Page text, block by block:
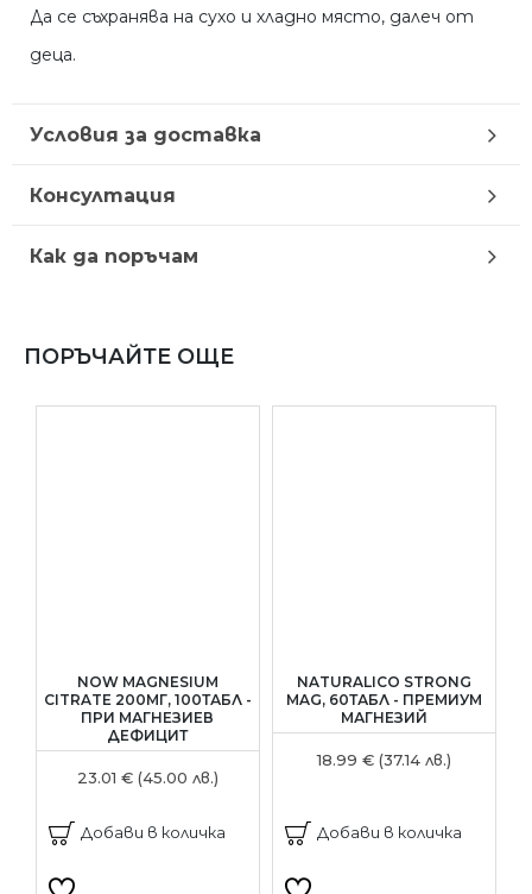
Да се съхранява на сухо и хладно място, далеч от
деца.
Условия за доставка
Консултация
Как да поръчам
ПОРЪЧАЙТЕ ОЩЕ
NOW MAGNESIUM
CITRATE 200МГ, 100ТАБЛ -
ПРИ МАГНЕЗИЕВ
ДЕФИЦИТ
23.01 € (45.00 лв.)
Добави в количка
NATURALICO STRONG
MAG, 60ТАБЛ - ПРЕМИУМ
МАГНЕЗИЙ
18.99 € (37.14 лв.)
Добави в количка